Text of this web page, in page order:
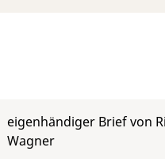
eigenhändiger Brief von
Wagner